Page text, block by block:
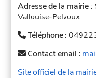
Adresse de la mairie :
Vallouise-Pelvoux
Téléphone :
Contact email :
Site officiel de la